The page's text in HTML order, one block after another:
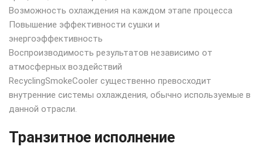
Возможность охлаждения на каждом этапе процесса
Повышение эффективности сушки и
энергоэффективность
Воспроизводимость результатов независимо от
атмосферных воздействий
RecyclingSmokeCooler существенно превосходит
внутренние системы охлаждения, обычно используемые в
данной отрасли.
Транзитное исполнение